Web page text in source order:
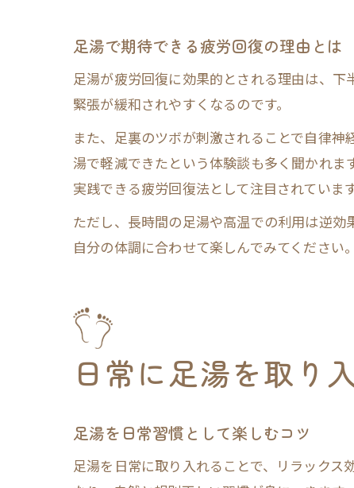
足湯で期待できる疲労回復の理由とは
足湯が疲労回復に効果的とされる理由は、
緊張が緩和されやすくなるのです。
また、足裏のツボが刺激されることで自律
湯で軽減できたという体験談も多く聞かれ
実践できる疲労回復法として注目されています
ただし、長時間の足湯や高温での利用は逆効
自分の体調に合わせて楽しんでみてください。
日常に足湯を取り
足湯を日常習慣として楽しむコツ
足湯を日常に取り入れることで、リラックス